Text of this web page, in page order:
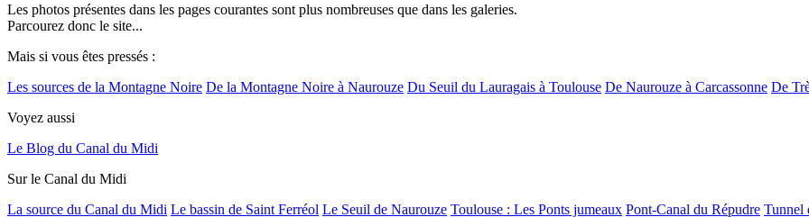
Les photos présentes dans les pages courantes sont plus nombreuses que dans les galeries.
Parcourez donc le site...
Mais si vous êtes pressés :
Les sources de la Montagne Noire De la Montagne Noire à Naurouze Du Seuil du Lauragais à Toulouse De Naurouze à Carcassonne De
Voyez aussi
Le Blog du Canal du Midi
Sur le Canal du Midi
La source du Canal du Midi Le bassin de Saint Ferréol Le Seuil de Naurouze Toulouse : Les Ponts jumeaux Pont-Canal du Répudre Tunnel